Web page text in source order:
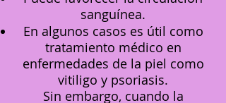
sanguínea.
En algunos casos es útil como
tratamiento médico en
enfermedades de la piel como
vitiligo y psoriasis.
Sin embargo, cuando la